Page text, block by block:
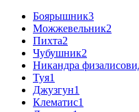
Боярышник3
Можжевельник2
Пихта2
Чубушник2
Никандра
Туя1
Джузгун1
Клематис1